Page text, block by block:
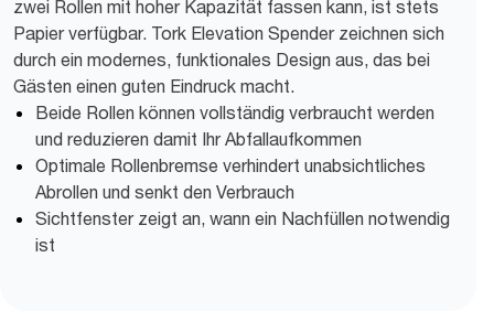
zwei Rollen mit hoher Kapazität fassen kann, ist stets
Papier verfügbar. Tork Elevation Spender zeichnen sich
durch ein modernes, funktionales Design aus, das bei
Gästen einen guten Eindruck macht.
Beide Rollen können vollständig verbraucht werden
und reduzieren damit Ihr Abfallaufkommen
Optimale Rollenbremse verhindert unabsichtliches
Abrollen und senkt den Verbrauch
Sichtfenster zeigt an, wann ein Nachfüllen notwendig
ist